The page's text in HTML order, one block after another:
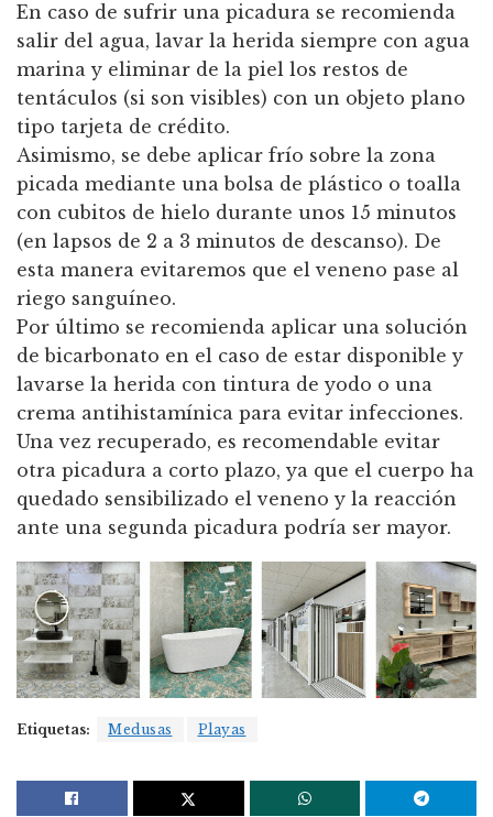
En caso de sufrir una picadura se recomienda
salir del agua, lavar la herida siempre con agua
marina y eliminar de la piel los restos de
tentáculos (si son visibles) con un objeto plano
tipo tarjeta de crédito.
Asimismo, se debe aplicar frío sobre la zona
picada mediante una bolsa de plástico o toalla
con cubitos de hielo durante unos 15 minutos
(en lapsos de 2 a 3 minutos de descanso). De
esta manera evitaremos que el veneno pase al
riego sanguíneo.
Por último se recomienda aplicar una solución
de bicarbonato en el caso de estar disponible y
lavarse la herida con tintura de yodo o una
crema antihistamínica para evitar infecciones.
Una vez recuperado, es recomendable evitar
otra picadura a corto plazo, ya que el cuerpo ha
quedado sensibilizado el veneno y la reacción
ante una segunda picadura podría ser mayor.
Etiquetas: Medusas Playas